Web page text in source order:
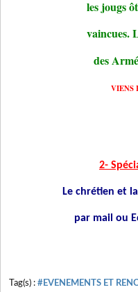
les jougs
vaincues.
des
VIENS
2-
Le chrétien et
par mail ou
Tag(s) : #EVENEMENTS ET